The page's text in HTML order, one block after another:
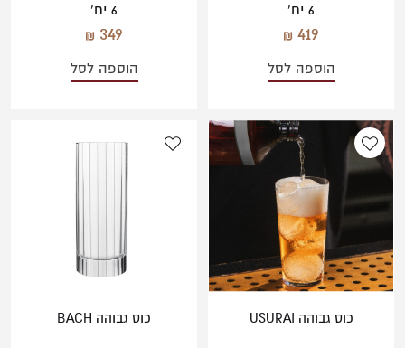
6 יח'
419
הוספה לסל
6 יח'
349
הוספה לסל
כוס גבוהה USURAI כוס גבוהה BACH